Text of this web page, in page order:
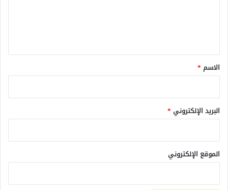
*
الاسم *
البريد الإلكتروني *
الموقع الإلكتروني